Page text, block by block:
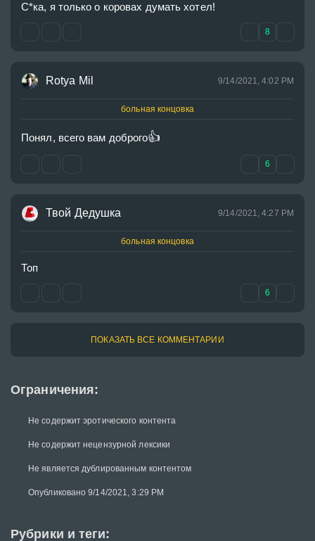
Ограничения:
Не содержит эротического контента
Не содержит нецензурной лексики
Не является дублированным контентом
Опубликовано 9/14/2021, 3:29 PM
Рубрики и теги:
Rotya Mil 9/14/2021, 4:02 PM
больная концовка
Понял, всего вам доброго👍
6
Твой Дедушка 9/14/2021, 4:27 PM
больная концовка
Топ
6
С*ка, я только о коровах думать хотел!
8
ПОКАЗАТЬ ВСЕ КОММЕНТАРИИ